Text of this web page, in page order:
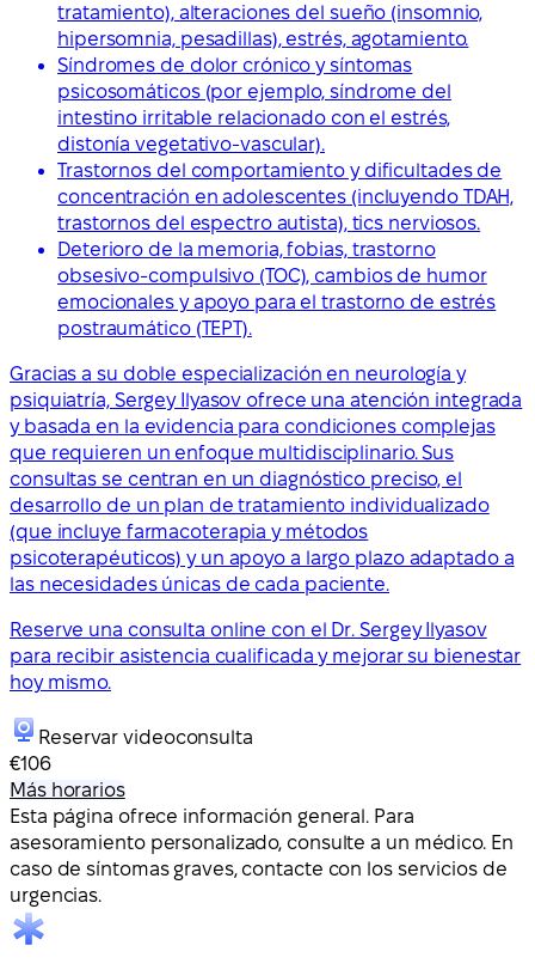
tratamiento), alteraciones del sueño (insomnio,
hipersomnia, pesadillas), estrés, agotamiento.
Síndromes de dolor crónico y síntomas
psicosomáticos (por ejemplo, síndrome del
intestino irritable relacionado con el estrés,
distonía vegetativo-vascular).
Trastornos del comportamiento y dificultades de
concentración en adolescentes (incluyendo TDAH,
trastornos del espectro autista), tics nerviosos.
Deterioro de la memoria, fobias, trastorno
obsesivo-compulsivo (TOC), cambios de humor
emocionales y apoyo para el trastorno de estrés
postraumático (TEPT).
Gracias a su doble especialización en neurología y
psiquiatría, Sergey Ilyasov ofrece una atención integrada
y basada en la evidencia para condiciones complejas
que requieren un enfoque multidisciplinario. Sus
consultas se centran en un diagnóstico preciso, el
desarrollo de un plan de tratamiento individualizado
(que incluye farmacoterapia y métodos
psicoterapéuticos) y un apoyo a largo plazo adaptado a
las necesidades únicas de cada paciente.
Reserve una consulta online con el Dr. Sergey Ilyasov
para recibir asistencia cualificada y mejorar su bienestar
hoy mismo.
Reservar videoconsulta
€106
Más horarios
Esta página ofrece información general. Para
asesoramiento personalizado, consulte a un médico. En
caso de síntomas graves, contacte con los servicios de
urgencias.